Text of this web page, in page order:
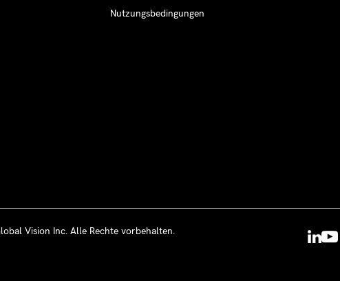
Nutzungsbedingungen
Vision Inc. Alle Rechte vorbehalten.